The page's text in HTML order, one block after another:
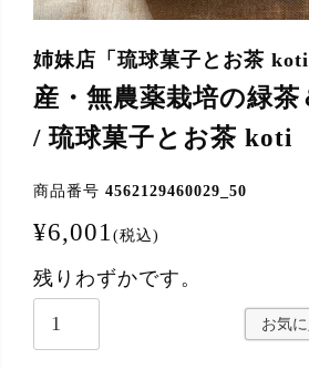
姉妹店「琉球菓子とお茶 koti
産・無農薬栽培の緑茶
/ 琉球菓子とお茶 koti
商品番号 4562129460029_50
¥6,001 税込
残りわずかです。
お気